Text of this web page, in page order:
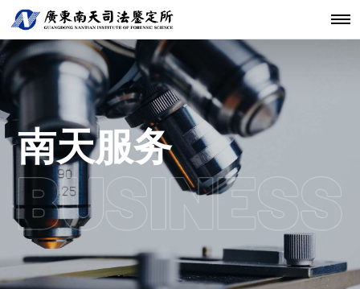
关于南天
发展历程
核心团队
机构文化
仪器设备
科技研发
分支机构
鉴定服务
鉴定指南
法规标准
经典案例
法医类鉴定
物证类鉴定
声像资料类
鉴定
文件形成时
间鉴定
新闻资讯
通知公告
行业动态
工程中心
开放课题
联系我们
南天服务